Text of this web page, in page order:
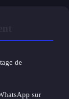
de
sur